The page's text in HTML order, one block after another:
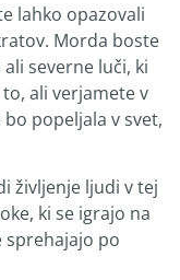
lahko opazovali
Morda boste
severne luči, ki
ali verjamete v
popeljala v svet,
življenje ljudi v tej
ki se igrajo na
sprehajajo po